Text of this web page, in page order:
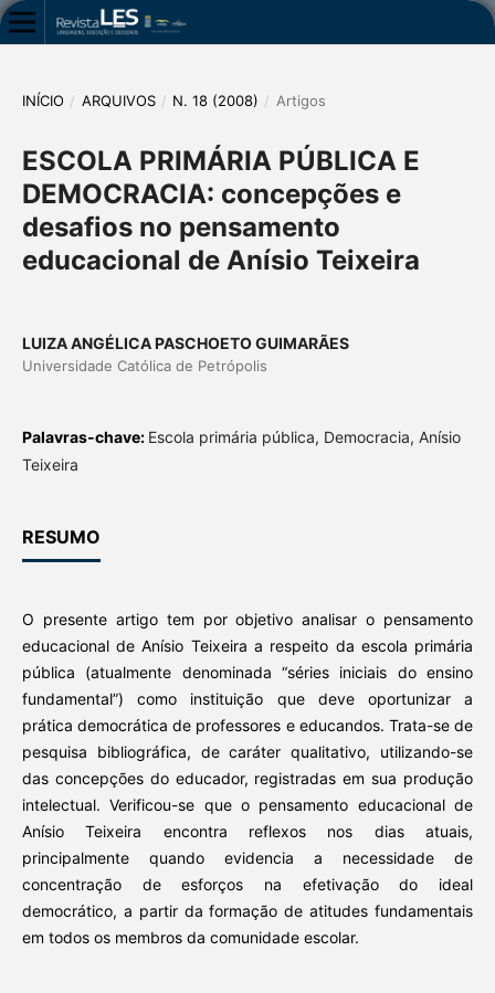
INÍCIO / ARQUIVOS / N. 18 (2008) / Artigos
ESCOLA PRIMÁRIA PÚBLICA E
DEMOCRACIA: concepções e
desafios no pensamento
educacional de Anísio Teixeira
LUIZA ANGÉLICA PASCHOETO GUIMARÃES
Universidade Católica de Petrópolis
Palavras-chave: Escola primária pública, Democracia, Anísio
Teixeira
RESUMO
O presente artigo tem por objetivo analisar o pensamento
educacional de Anísio Teixeira a respeito da escola primária
pública (atualmente denominada “séries iniciais do ensino
fundamental”) como instituição que deve oportunizar a
prática democrática de professores e educandos. Trata-se de
pesquisa bibliográfica, de caráter qualitativo, utilizando-se
das concepções do educador, registradas em sua produção
intelectual. Verificou-se que o pensamento educacional de
Anísio Teixeira encontra reflexos nos dias atuais,
principalmente quando evidencia a necessidade de
concentração de esforços na efetivação do ideal
democrático, a partir da formação de atitudes fundamentais
em todos os membros da comunidade escolar.